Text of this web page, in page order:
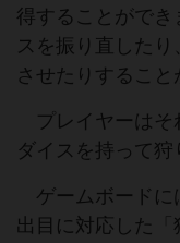
得することができ
スを振り直した
させたりすること
プレイヤーはそ
ダイスを持って狩
ゲームボードに
出目に対応した「